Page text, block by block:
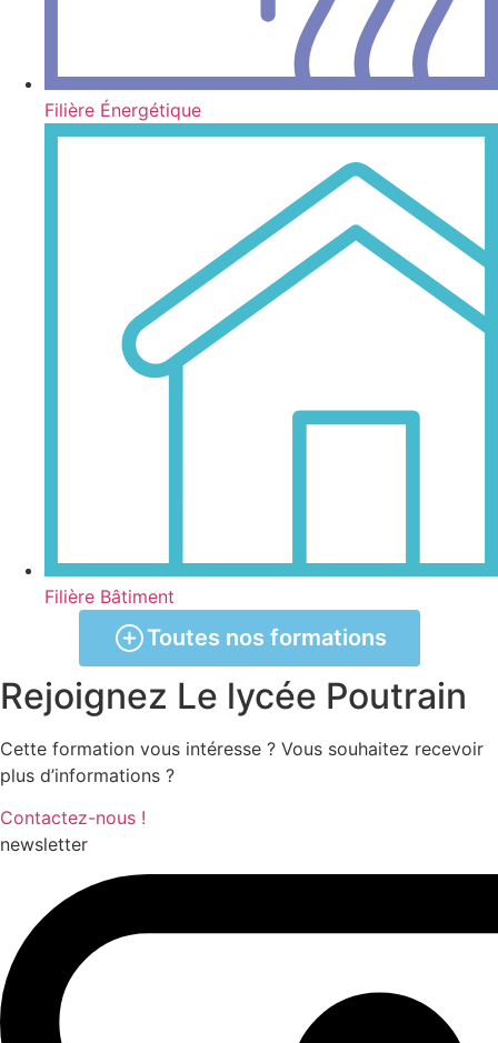
Filière Énergétique
Filière Bâtiment
Toutes nos formations
Rejoignez Le lycée Poutrain
Cette formation vous intéresse ? Vous souhaitez recevoir
plus d’informations ?
Contactez-nous !
newsletter